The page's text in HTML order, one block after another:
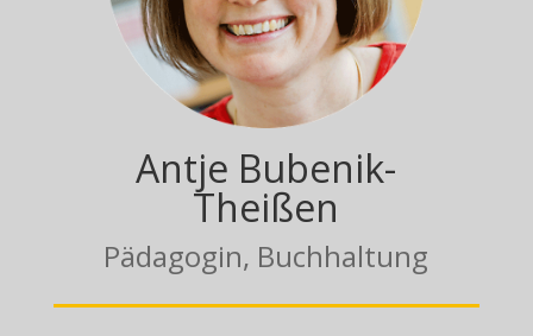
Antje Bubenik-
Theißen
Pädagogin, Buchhaltung